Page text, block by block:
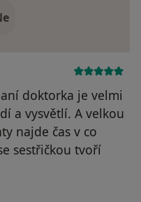
doktorka je velmi
a vysvětlí. A velkou
najde čas v co
sestřičkou tvoří
účet byl odstraněn